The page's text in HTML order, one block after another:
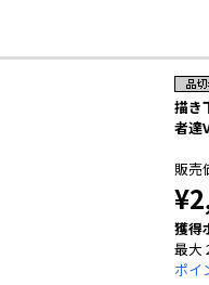
描き
者達
販売
獲得
最大
ポイ